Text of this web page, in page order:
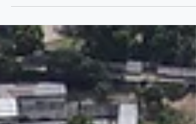
Unis"déclare Roya Rahmani,...